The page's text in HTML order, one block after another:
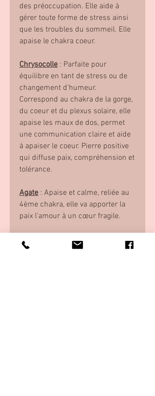
des préoccupation. Elle aide à
gérer toute forme de stress ainsi
que les troubles du sommeil. Elle
apaise le chakra coeur.
Chrysocolle : Parfaite pour
équilibre en tant de stress ou de
changement d'humeur.
Correspond au chakra de la gorge,
du coeur et du plexus solaire, elle
apaise les maux de dos, permet
une communication claire et aide
à apaiser le coeur. Pierre positive
qui diffuse paix, compréhension et
tolérance.
Agate : Apaise et calme, reliée au
4ème chakra, elle va apporter la
paix l'amour à un cœur fragile.
Ce Mala ne vous correspond pas
tout à fait ?